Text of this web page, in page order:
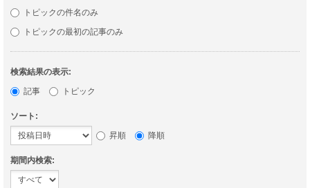
トピックの件名のみ
トピックの最初の記事のみ
検索結果の表示:
記事
トピック
ソート:
昇順
降順
期間内検索: